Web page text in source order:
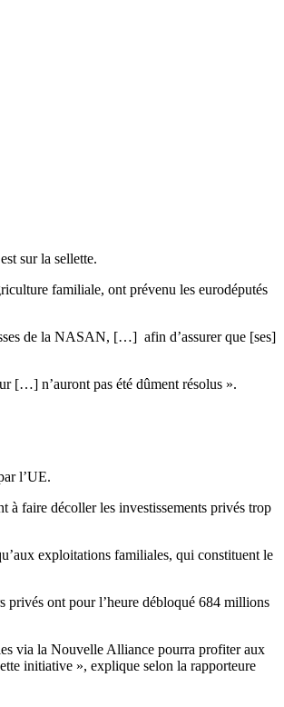
sur la sellette.
familiale, ont prévenu les eurodéputés
de la NASAN, […] afin d’assurer que [ses]
[…] n’auront pas été dûment résolus ».
l’UE.
faire décoller les investissements privés trop
exploitations familiales, qui constituent le
privés ont pour l’heure débloqué 684 millions
via la Nouvelle Alliance pourra profiter aux
initiative », explique selon la rapporteure